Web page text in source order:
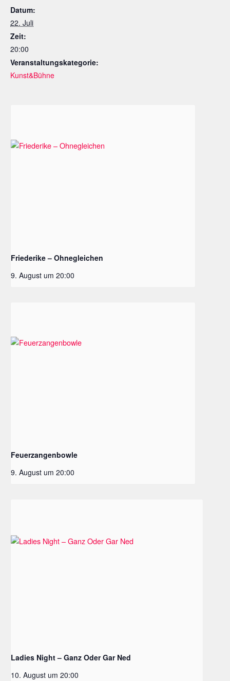
Datum:
22. Juli
Zeit:
20:00
Veranstaltungskategorie:
Kunst&Bühne
Friederike – Ohnegleichen
9. August um 20:00
Feuerzangenbowle
9. August um 20:00
Ladies Night – Ganz Oder Gar Ned
10. August um 20:00